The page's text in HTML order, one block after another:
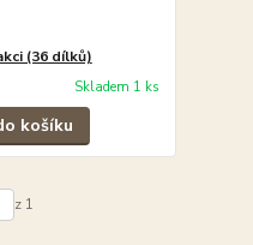
(36 dílků)
Skladem 1 ks
košíku
z 1